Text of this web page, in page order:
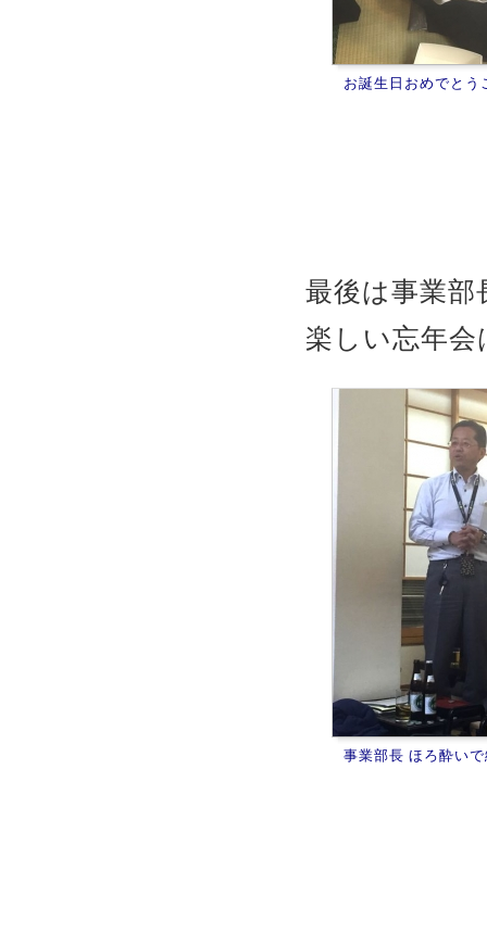
お誕生日おめでとう
最後は事業
楽しい忘年
事業部長 ほろ酔い